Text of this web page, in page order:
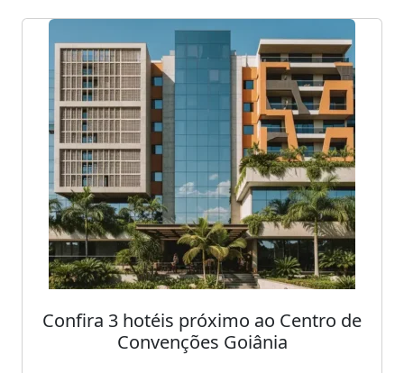
Confira 3 hotéis próximo ao Centro de
Convenções Goiânia